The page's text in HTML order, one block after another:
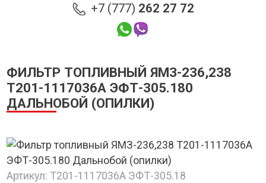
+7 (777) 262 27 72
ФИЛЬТР ТОПЛИВНЫЙ ЯМЗ-236,238
Т201-1117036А ЭФТ-305.180
ДАЛЬНОБОЙ (ОПИЛКИ)
Артикул: Т201-1117036А ЭФТ-305.18